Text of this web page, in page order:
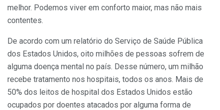
melhor. Podemos viver em conforto maior, mas não mais
contentes.
De acordo com um relatório do Serviço de Saúde Pública
dos Estados Unidos, oito milhões de pessoas sofrem de
alguma doença mental no país. Desse número, um milhão
recebe tratamento nos hospitais, todos os anos. Mais de
50% dos leitos de hospital dos Estados Unidos estão
ocupados por doentes atacados por alguma forma de